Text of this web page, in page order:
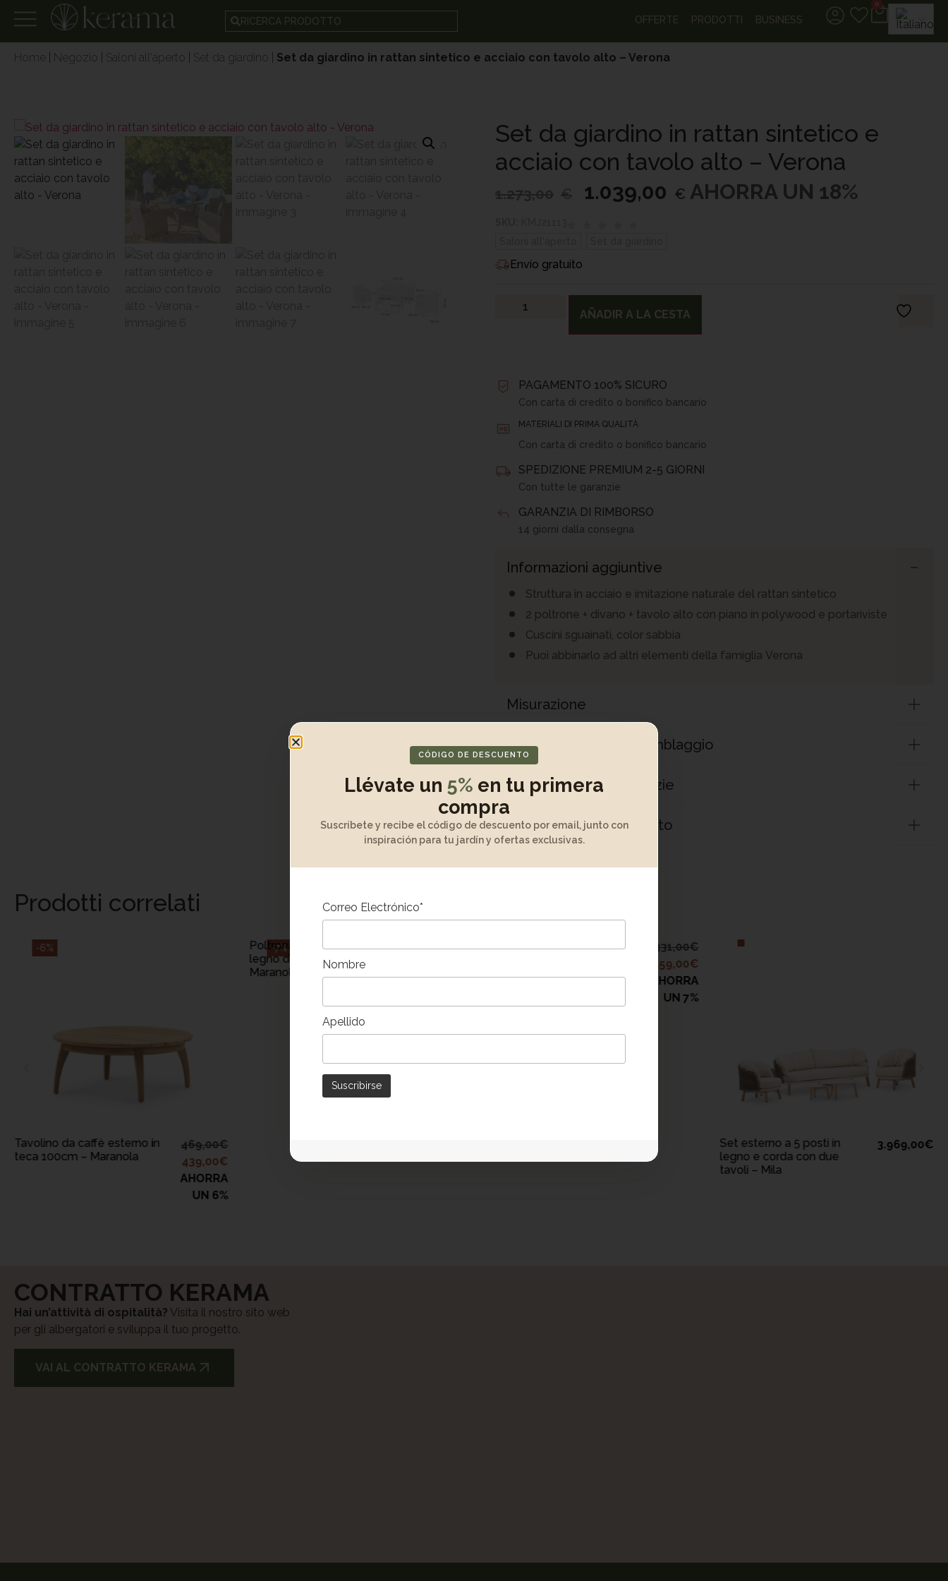
RICERCA PRODOTTO OFFERTE PRODOTTI BUSINESS
0
Home Negozio Saloni all'aperto Set da giardino Set da giardino in rattan sintetico e acciaio con tavolo alto – Verona
Set da giardino in rattan sintetico e
acciaio con tavolo alto – Verona
1.039,00 € AHORRA UN 18%
Envío gratuito
AÑADIR A LA CESTA
PAGAMENTO 100% SICURO
Con carta di credito o bonifico bancario
MATERIALI DI PRIMA QUALITÀ
Con carta di credito o bonifico bancario
SPEDIZIONE PREMIUM 2-5 GIORNI
Con tutte le garanzie
GARANZIA DI RIMBORSO
14 giorni dalla consegna
Informazioni aggiuntive
Struttura in acciaio e imitazione naturale del rattan sintetico
2 poltrone + divano + tavolo alto con piano in polywood e portariviste
Cuscini sguainati, color sabbia
Puoi abbinarlo ad altri elementi della famiglia Verona
Misurazione
Disimballaggio e assemblaggio
Manutenzione e garanzie
Descrizione del prodotto
Prodotti correlati
-6%
AGGIUNGI AL
Tavolino da caffè esterno in
teca 100cm – Maranola
469,00€
439,00€
AHORRA
UN 6%
-7%
AGGIUNGI AL
CARRELLO
Poltrona da giardino in
legno di teak e rattan –
Maranola
1.313,00€
AHORRA
-7%
Divano esterno a 3 posti in
2.331,00€
2.159,00€
AHORRA
UN 7%
AGGIUNGI AL
Set esterno a 5 posti in
legno e corda con due
tavoli – Mila
3.969,00€
CONTRATTO KERAMA
Hai un’attività di ospitalità? Visita il nostro sito web
per gli albergatori e sviluppa il tuo progetto.
VAI AL CONTRATTO KERAMA
CÓDIGO DE DESCUENTO
Llévate un 5% en tu primera
compra
Suscríbete y recibe el código de descuento por email, junto con
inspiración para tu jardín y ofertas exclusivas.
Correo Electrónico*
Nombre
Apellido